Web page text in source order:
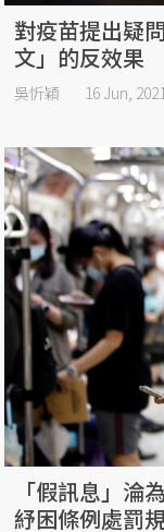
對疫苗提出疑
文」的反效果
吳忻穎 16 Jun,
「假訊息」淪
紓困條例處罰